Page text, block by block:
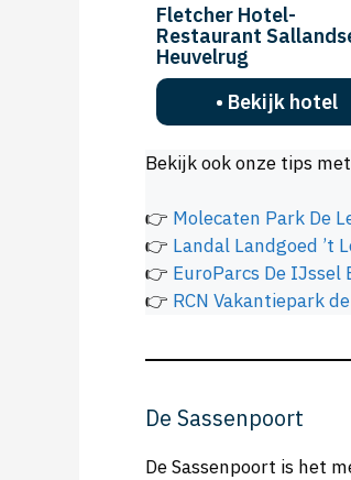
Fletcher Hotel-
Restaurant
Heuvelrug
• Bekijk hotel
Bekijk ook onze tips met
👉 Molecaten Park De
👉 Landal Landgoed ’t
👉 EuroParcs De IJssel
👉 RCN Vakantiepark
De Sassenpoort
De Sassenpoort is het